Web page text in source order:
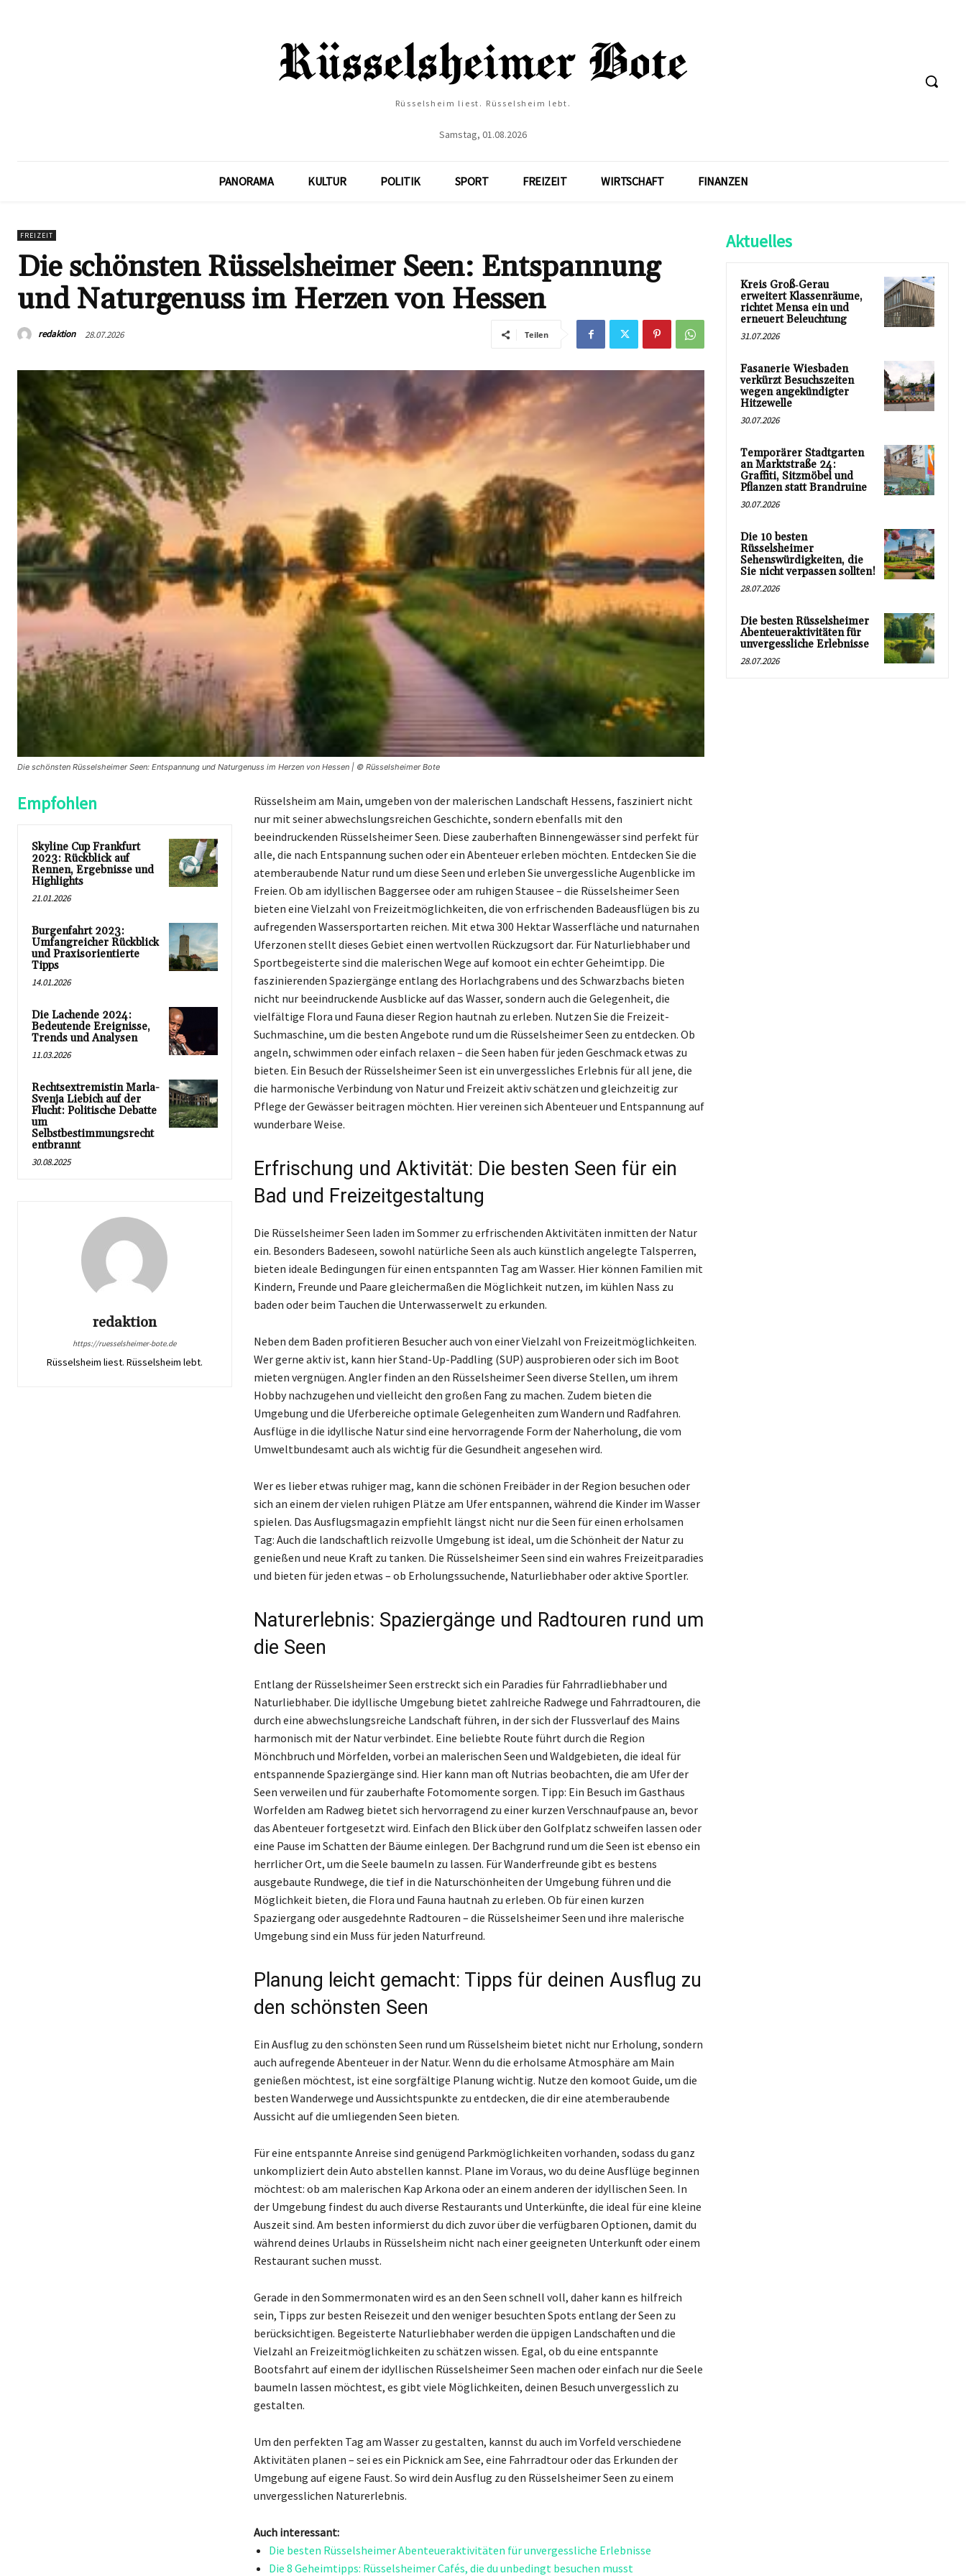
Rüsselsheim liest. Rüsselsheim lebt.
Samstag, 01.08.2026
PANORAMA KULTUR POLITIK SPORT FREIZEIT WIRTSCHAFT FINANZEN
FREIZEIT
Die schönsten Rüsselsheimer Seen: Entspannung
und Naturgenuss im Herzen von Hessen
redaktion 28.07.2026 Teilen
Die schönsten Rüsselsheimer Seen: Entspannung und Naturgenuss im Herzen von Hessen | © Rüsselsheimer Bote
Empfohlen
Skyline Cup Frankfurt
2023: Rückblick auf
Rennen, Ergebnisse und
Highlights
21.01.2026
Burgenfahrt 2023:
Umfangreicher Rückblick
und Praxisorientierte
Tipps
14.01.2026
Die Lachende 2024:
Bedeutende Ereignisse,
Trends und Analysen
11.03.2026
Rechtsextremistin Marla-
Svenja Liebich auf der
Flucht: Politische Debatte
um
Selbstbestimmungsrecht
entbrannt
30.08.2025
redaktion
https://ruesselsheimer-bote.de
Rüsselsheim liest. Rüsselsheim lebt.
Rüsselsheim am Main, umgeben von der malerischen Landschaft Hessens, fasziniert nicht
nur mit seiner abwechslungsreichen Geschichte, sondern ebenfalls mit den
beeindruckenden Rüsselsheimer Seen. Diese zauberhaften Binnengewässer sind perfekt für
alle, die nach Entspannung suchen oder ein Abenteuer erleben möchten. Entdecken Sie die
atemberaubende Natur rund um diese Seen und erleben Sie unvergessliche Augenblicke im
Freien. Ob am idyllischen Baggersee oder am ruhigen Stausee – die Rüsselsheimer Seen
bieten eine Vielzahl von Freizeitmöglichkeiten, die von erfrischenden Badeausflügen bis zu
aufregenden Wassersportarten reichen. Mit etwa 300 Hektar Wasserfläche und naturnahen
Uferzonen stellt dieses Gebiet einen wertvollen Rückzugsort dar. Für Naturliebhaber und
Sportbegeisterte sind die malerischen Wege auf komoot ein echter Geheimtipp. Die
faszinierenden Spaziergänge entlang des Horlachgrabens und des Schwarzbachs bieten
nicht nur beeindruckende Ausblicke auf das Wasser, sondern auch die Gelegenheit, die
vielfältige Flora und Fauna dieser Region hautnah zu erleben. Nutzen Sie die Freizeit-
Suchmaschine, um die besten Angebote rund um die Rüsselsheimer Seen zu entdecken. Ob
angeln, schwimmen oder einfach relaxen – die Seen haben für jeden Geschmack etwas zu
bieten. Ein Besuch der Rüsselsheimer Seen ist ein unvergessliches Erlebnis für all jene, die
die harmonische Verbindung von Natur und Freizeit aktiv schätzen und gleichzeitig zur
Pflege der Gewässer beitragen möchten. Hier vereinen sich Abenteuer und Entspannung auf
wunderbare Weise.
Erfrischung und Aktivität: Die besten Seen für ein
Bad und Freizeitgestaltung
Die Rüsselsheimer Seen laden im Sommer zu erfrischenden Aktivitäten inmitten der Natur
ein. Besonders Badeseen, sowohl natürliche Seen als auch künstlich angelegte Talsperren,
bieten ideale Bedingungen für einen entspannten Tag am Wasser. Hier können Familien mit
Kindern, Freunde und Paare gleichermaßen die Möglichkeit nutzen, im kühlen Nass zu
baden oder beim Tauchen die Unterwasserwelt zu erkunden.
Neben dem Baden profitieren Besucher auch von einer Vielzahl von Freizeitmöglichkeiten.
Wer gerne aktiv ist, kann hier Stand-Up-Paddling (SUP) ausprobieren oder sich im Boot
mieten vergnügen. Angler finden an den Rüsselsheimer Seen diverse Stellen, um ihrem
Hobby nachzugehen und vielleicht den großen Fang zu machen. Zudem bieten die
Umgebung und die Uferbereiche optimale Gelegenheiten zum Wandern und Radfahren.
Ausflüge in die idyllische Natur sind eine hervorragende Form der Naherholung, die vom
Umweltbundesamt auch als wichtig für die Gesundheit angesehen wird.
Wer es lieber etwas ruhiger mag, kann die schönen Freibäder in der Region besuchen oder
sich an einem der vielen ruhigen Plätze am Ufer entspannen, während die Kinder im Wasser
spielen. Das Ausflugsmagazin empfiehlt längst nicht nur die Seen für einen erholsamen
Tag: Auch die landschaftlich reizvolle Umgebung ist ideal, um die Schönheit der Natur zu
genießen und neue Kraft zu tanken. Die Rüsselsheimer Seen sind ein wahres Freizeitparadies
und bieten für jeden etwas – ob Erholungssuchende, Naturliebhaber oder aktive Sportler.
Naturerlebnis: Spaziergänge und Radtouren rund um
die Seen
Entlang der Rüsselsheimer Seen erstreckt sich ein Paradies für Fahrradliebhaber und
Naturliebhaber. Die idyllische Umgebung bietet zahlreiche Radwege und Fahrradtouren, die
durch eine abwechslungsreiche Landschaft führen, in der sich der Flussverlauf des Mains
harmonisch mit der Natur verbindet. Eine beliebte Route führt durch die Region
Mönchbruch und Mörfelden, vorbei an malerischen Seen und Waldgebieten, die ideal für
entspannende Spaziergänge sind. Hier kann man oft Nutrias beobachten, die am Ufer der
Seen verweilen und für zauberhafte Fotomomente sorgen. Tipp: Ein Besuch im Gasthaus
Worfelden am Radweg bietet sich hervorragend zu einer kurzen Verschnaufpause an, bevor
das Abenteuer fortgesetzt wird. Einfach den Blick über den Golfplatz schweifen lassen oder
eine Pause im Schatten der Bäume einlegen. Der Bachgrund rund um die Seen ist ebenso ein
herrlicher Ort, um die Seele baumeln zu lassen. Für Wanderfreunde gibt es bestens
ausgebaute Rundwege, die tief in die Naturschönheiten der Umgebung führen und die
Möglichkeit bieten, die Flora und Fauna hautnah zu erleben. Ob für einen kurzen
Spaziergang oder ausgedehnte Radtouren – die Rüsselsheimer Seen und ihre malerische
Umgebung sind ein Muss für jeden Naturfreund.
Planung leicht gemacht: Tipps für deinen Ausflug zu
den schönsten Seen
Ein Ausflug zu den schönsten Seen rund um Rüsselsheim bietet nicht nur Erholung, sondern
auch aufregende Abenteuer in der Natur. Wenn du die erholsame Atmosphäre am Main
genießen möchtest, ist eine sorgfältige Planung wichtig. Nutze den komoot Guide, um die
besten Wanderwege und Aussichtspunkte zu entdecken, die dir eine atemberaubende
Aussicht auf die umliegenden Seen bieten.
Für eine entspannte Anreise sind genügend Parkmöglichkeiten vorhanden, sodass du ganz
unkompliziert dein Auto abstellen kannst. Plane im Voraus, wo du deine Ausflüge beginnen
möchtest: ob am malerischen Kap Arkona oder an einem anderen der idyllischen Seen. In
der Umgebung findest du auch diverse Restaurants und Unterkünfte, die ideal für eine kleine
Auszeit sind. Am besten informierst du dich zuvor über die verfügbaren Optionen, damit du
während deines Urlaubs in Rüsselsheim nicht nach einer geeigneten Unterkunft oder einem
Restaurant suchen musst.
Gerade in den Sommermonaten wird es an den Seen schnell voll, daher kann es hilfreich
sein, Tipps zur besten Reisezeit und den weniger besuchten Spots entlang der Seen zu
berücksichtigen. Begeisterte Naturliebhaber werden die üppigen Landschaften und die
Vielzahl an Freizeitmöglichkeiten zu schätzen wissen. Egal, ob du eine entspannte
Bootsfahrt auf einem der idyllischen Rüsselsheimer Seen machen oder einfach nur die Seele
baumeln lassen möchtest, es gibt viele Möglichkeiten, deinen Besuch unvergesslich zu
gestalten.
Um den perfekten Tag am Wasser zu gestalten, kannst du auch im Vorfeld verschiedene
Aktivitäten planen – sei es ein Picknick am See, eine Fahrradtour oder das Erkunden der
Umgebung auf eigene Faust. So wird dein Ausflug zu den Rüsselsheimer Seen zu einem
unvergesslichen Naturerlebnis.
Auch interessant:
Die besten Rüsselsheimer Abenteueraktivitäten für unvergessliche Erlebnisse
Die 8 Geheimtipps: Rüsselsheimer Cafés, die du unbedingt besuchen musst
Aktuelles
Kreis Groß‑Gerau
erweitert Klassenräume,
richtet Mensa ein und
erneuert Beleuchtung
31.07.2026
Fasanerie Wiesbaden
verkürzt Besuchszeiten
wegen angekündigter
Hitzewelle
30.07.2026
Temporärer Stadtgarten
an Marktstraße 24:
Graffiti, Sitzmöbel und
Pflanzen statt Brandruine
30.07.2026
Die 10 besten
Rüsselsheimer
Sehenswürdigkeiten, die
Sie nicht verpassen sollten!
28.07.2026
Die besten Rüsselsheimer
Abenteueraktivitäten für
unvergessliche Erlebnisse
28.07.2026